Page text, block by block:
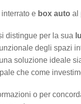
e box auto al
distingue per la sua
degli spazi
soluzione ideale
che come
o per